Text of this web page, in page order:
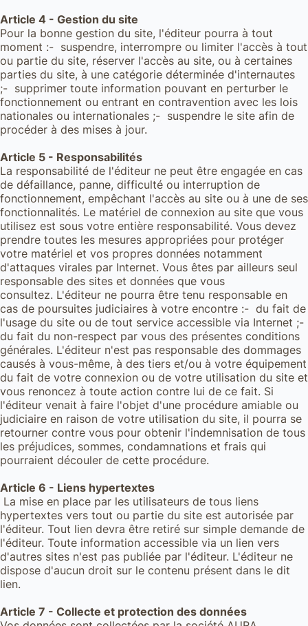
Article 4 - Gestion du site
Pour la bonne gestion du site, l'éditeur pourra à tout
moment :- suspendre, interrompre ou limiter l'accès à tout
ou partie du site, réserver l'accès au site, ou à certaines
parties du site, à une catégorie déterminée d'internautes
;- supprimer toute information pouvant en perturber le
fonctionnement ou entrant en contravention avec les lois
nationales ou internationales ;- suspendre le site afin de
procéder à des mises à jour.
Article 5 - Responsabilités
La responsabilité de l'éditeur ne peut être engagée en cas
de défaillance, panne, difficulté ou interruption de
fonctionnement, empêchant l'accès au site ou à une de ses
fonctionnalités. Le matériel de connexion au site que vous
utilisez est sous votre entière responsabilité. Vous devez
prendre toutes les mesures appropriées pour protéger
votre matériel et vos propres données notamment
d'attaques virales par Internet. Vous êtes par ailleurs seul
responsable des sites et données que vous
consultez. L'éditeur ne pourra être tenu responsable en
cas de poursuites judiciaires à votre encontre :- du fait de
l'usage du site ou de tout service accessible via Internet ;-
du fait du non-respect par vous des présentes conditions
générales. L'éditeur n'est pas responsable des dommages
causés à vous-même, à des tiers et/ou à votre équipement
du fait de votre connexion ou de votre utilisation du site et
vous renoncez à toute action contre lui de ce fait. Si
l'éditeur venait à faire l'objet d'une procédure amiable ou
judiciaire en raison de votre utilisation du site, il pourra se
retourner contre vous pour obtenir l'indemnisation de tous
les préjudices, sommes, condamnations et frais qui
pourraient découler de cette procédure.
Article 6 - Liens hypertextes
La mise en place par les utilisateurs de tous liens
hypertextes vers tout ou partie du site est autorisée par
l'éditeur. Tout lien devra être retiré sur simple demande de
l'éditeur. Toute information accessible via un lien vers
d'autres sites n'est pas publiée par l'éditeur. L'éditeur ne
dispose d'aucun droit sur le contenu présent dans le dit
lien.
Article 7 - Collecte et protection des données